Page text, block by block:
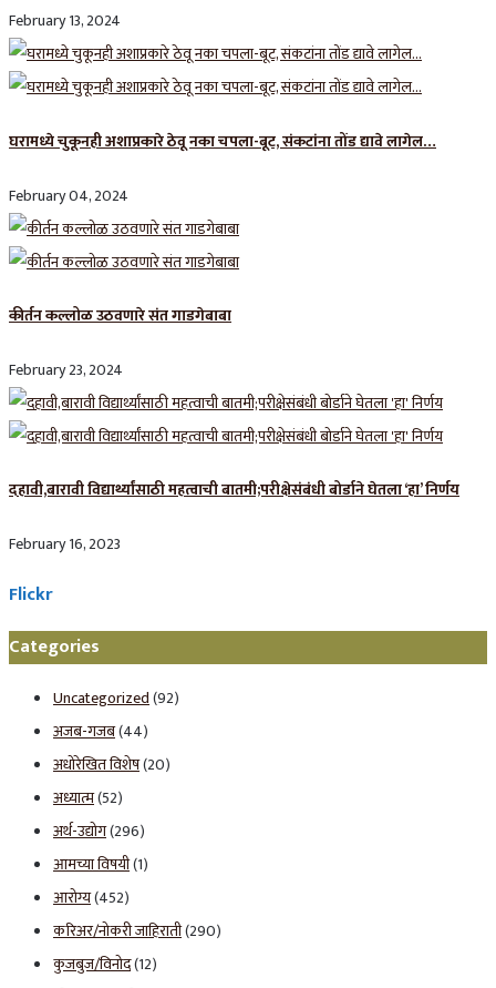
February 13, 2024
घरामध्ये चुकूनही अशाप्रकारे ठेवू नका चपला-बूट, संकटांना तोंड द्यावे लागेल…
February 04, 2024
कीर्तन कल्लोळ उठवणारे संत गाडगेबाबा
February 23, 2024
दहावी,बारावी विद्यार्थ्यांसाठी महत्वाची बातमी;परीक्षेसंबंधी बोर्डाने घेतला ‘हा’ निर्णय
February 16, 2023
Flickr
Categories
Uncategorized(92)
अजब-गजब(44)
अधोरेखित विशेष(20)
अध्यात्म(52)
अर्थ-उद्योग(296)
आमच्या विषयी(1)
आरोग्य(452)
करिअर/नोकरी जाहिराती(290)
कुजबुज/विनोद(12)